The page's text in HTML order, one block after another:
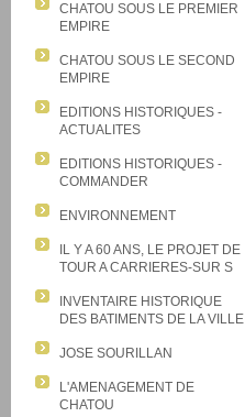
CHATOU SOUS LE PREMIER
EMPIRE
CHATOU SOUS LE SECOND
EMPIRE
EDITIONS HISTORIQUES -
ACTUALITES
EDITIONS HISTORIQUES -
COMMANDER
ENVIRONNEMENT
IL Y A 60 ANS, LE PROJET DE
TOUR A CARRIERES-SUR S
INVENTAIRE HISTORIQUE
DES BATIMENTS DE LA VILLE
JOSE SOURILLAN
L'AMENAGEMENT DE
CHATOU